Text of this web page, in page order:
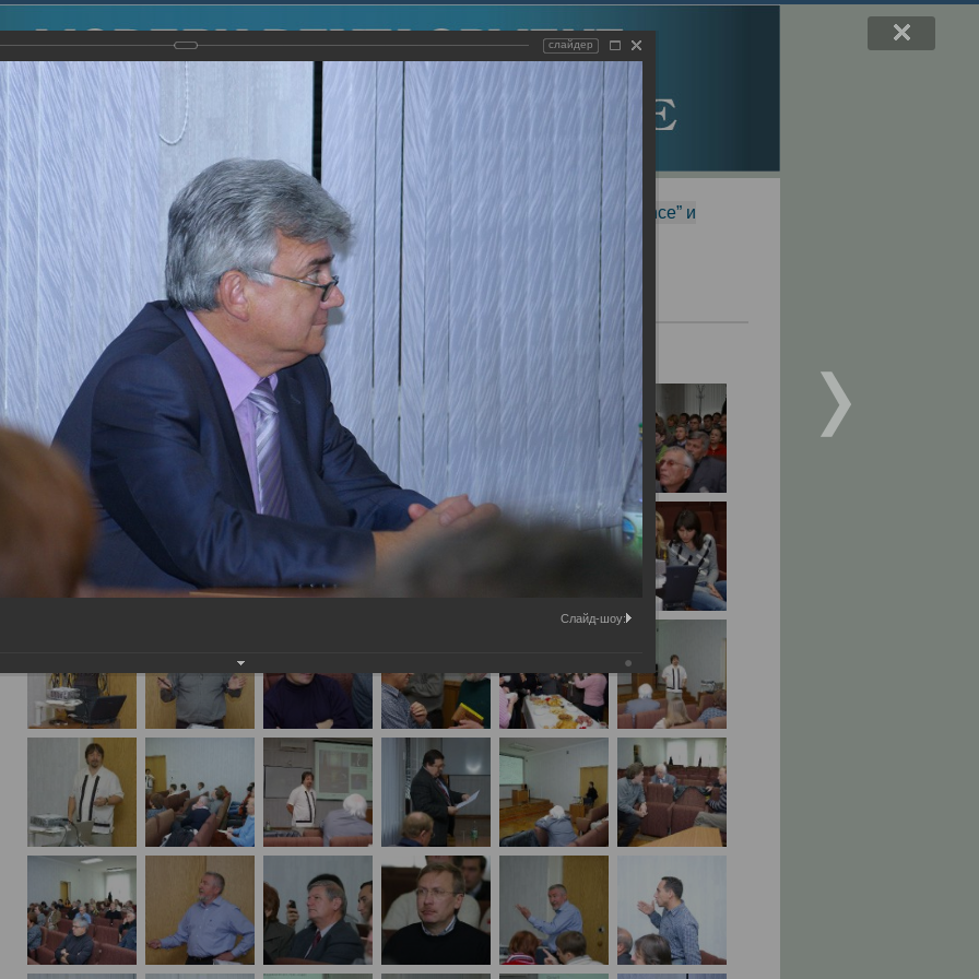
2014
Международная конференция “Modern Development of Magnetic Resonance” и
Award
2008 г.
Report
2008 г.
слайдер
Слайд-шоу: